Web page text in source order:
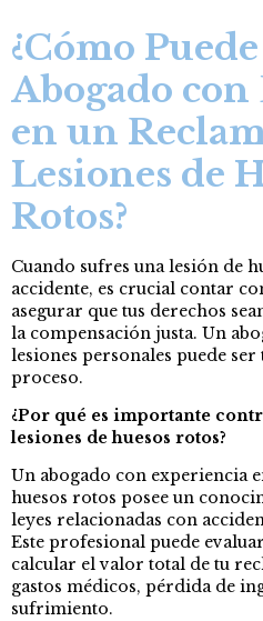
¿Cómo
Abogado
en un
Lesiones de
Rotos?
Cuando sufres una lesión de
accidente, es crucial contar
asegurar que tus derechos
la compensación justa. Un
lesiones personales puede
proceso.
¿Por qué es importante
lesiones de huesos rotos?
Un abogado con experiencia
huesos rotos posee un
leyes relacionadas con
Este profesional puede
calcular el valor total de tu
gastos médicos, pérdida de
sufrimiento.